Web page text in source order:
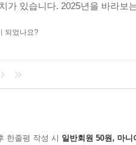
가 있습니다. 2025년을 바라
되었나요?
한줄평 작성 시 일반회원 50원, 마니